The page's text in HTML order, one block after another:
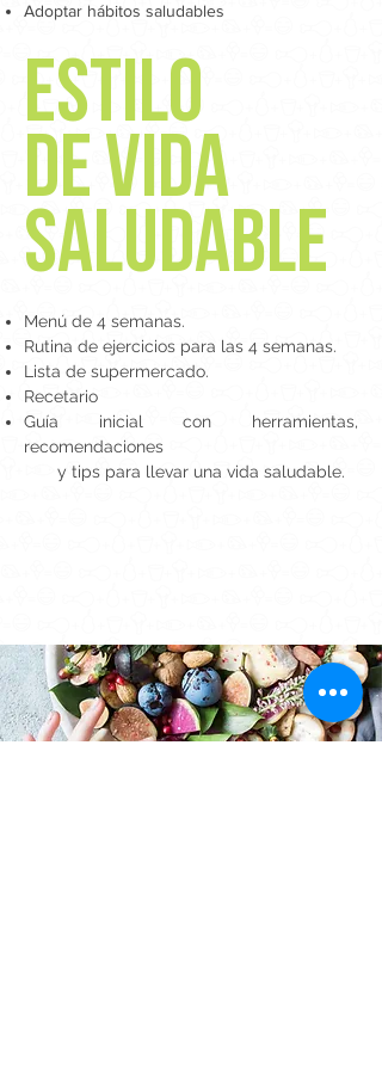
Adoptar hábitos saludables
DE VIDA
ESTILO
SALUDABLE
Menú de 4 semanas.
Rutina de ejercicios para las 4 semanas.
Lista de supermercado.
Recetario
Guía inicial con herramientas,
recomendaciones
y tips para llevar una vida saludable.